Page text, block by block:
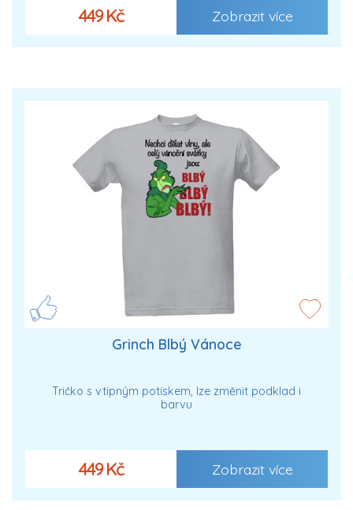
449 Kč Zobrazit více
Grinch Blbý Vánoce
Tričko s vtipným potiskem, lze změnit podklad i
barvu
449 Kč Zobrazit více